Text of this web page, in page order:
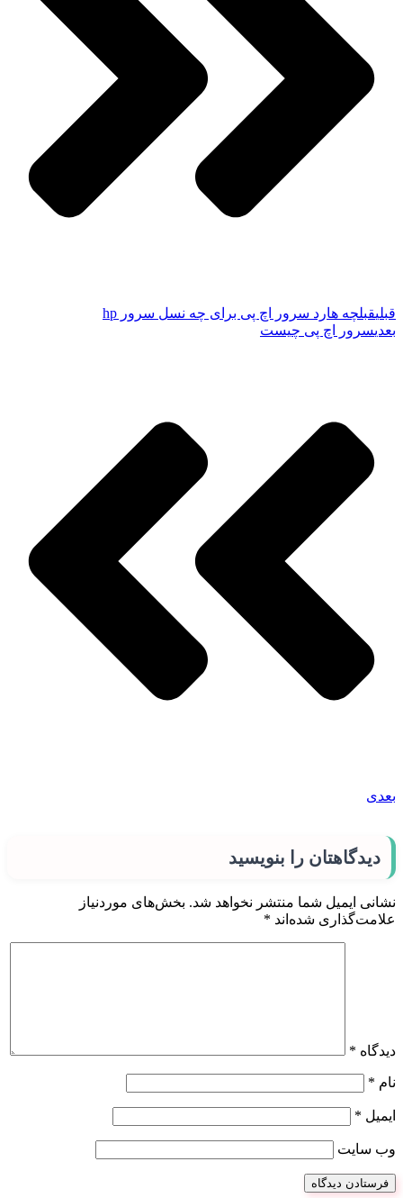
قبلیقبلچه هارد سرور اچ پی برای چه نسل سرور hp
بعدیسرور اچ پی چیست
بعدی
دیدگاهتان را بنویسید
نشانی ایمیل شما منتشر نخواهد شد. بخش‌های موردنیاز
علامت‌گذاری شده‌اند *
دیدگاه *
نام *
ایمیل *
وب‌ سایت